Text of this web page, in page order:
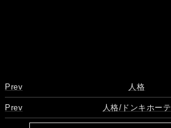
Prev 人格
Prev 人格/ドンキホーテ